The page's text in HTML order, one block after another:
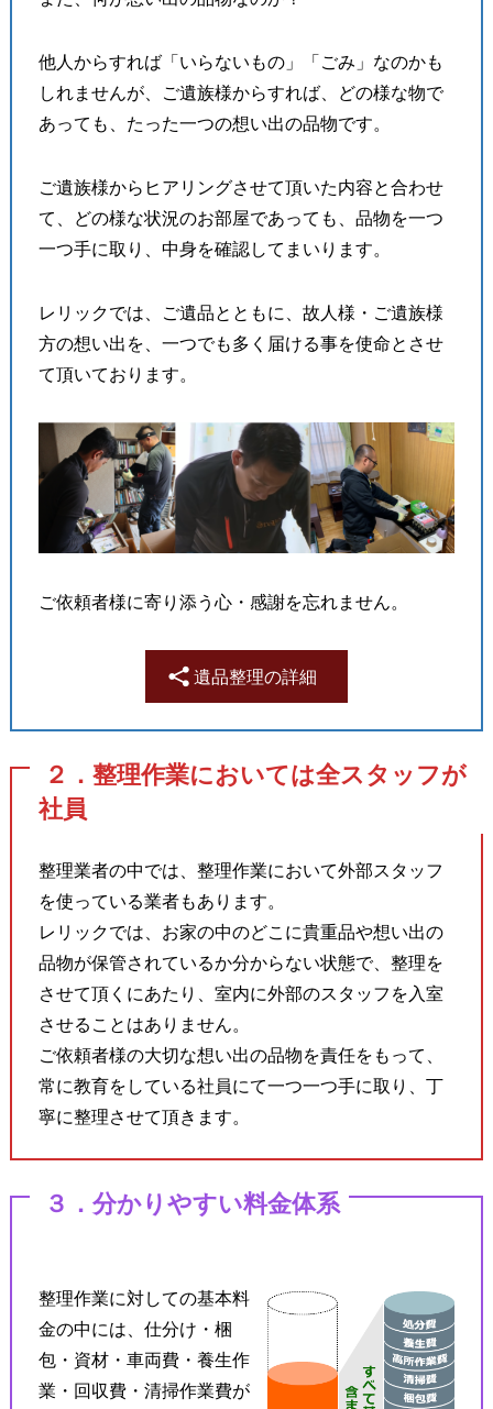
他人からすれば「いらないもの」「ごみ」なのかも
しれませんが、ご遺族様からすれば、どの様な物で
あっても、たった一つの想い出の品物です。
ご遺族様からヒアリングさせて頂いた内容と合わせ
て、どの様な状況のお部屋であっても、品物を一つ
一つ手に取り、中身を確認してまいります。
レリックでは、ご遺品とともに、故人様・ご遺族様
方の想い出を、一つでも多く届ける事を使命とさせ
て頂いております。
ご依頼者様に寄り添う心・感謝を忘れません。
遺品整理の詳細
２．整理作業においては全スタッフが
社員
整理業者の中では、整理作業において外部スタッフ
を使っている業者もあります。
レリックでは、お家の中のどこに貴重品や想い出の
品物が保管されているか分からない状態で、整理を
させて頂くにあたり、室内に外部のスタッフを入室
させることはありません。
ご依頼者様の大切な想い出の品物を責任をもって、
常に教育をしている社員にて一つ一つ手に取り、丁
寧に整理させて頂きます。
３．分かりやすい料金体系
整理作業に対しての基本料
金の中には、仕分け・梱
包・資材・車両費・養生作
業・回収費・清掃作業費が